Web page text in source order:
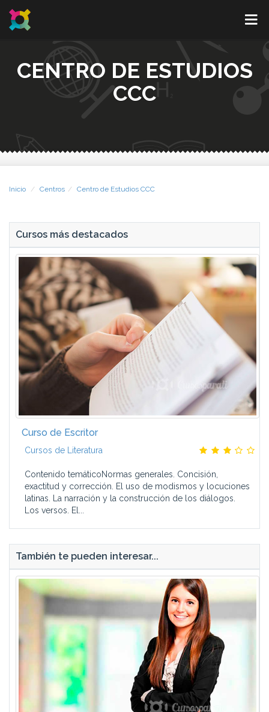
CENTRO DE ESTUDIOS
CCC
Inicio Centros Centro de Estudios CCC
Cursos más destacados
Curso de Escritor
Cursos de Literatura
Contenido temáticoNormas generales. Concisión,
exactitud y corrección. El uso de modismos y locuciones
latinas. La narración y la construcción de los diálogos.
Los versos. El...
También te pueden interesar...